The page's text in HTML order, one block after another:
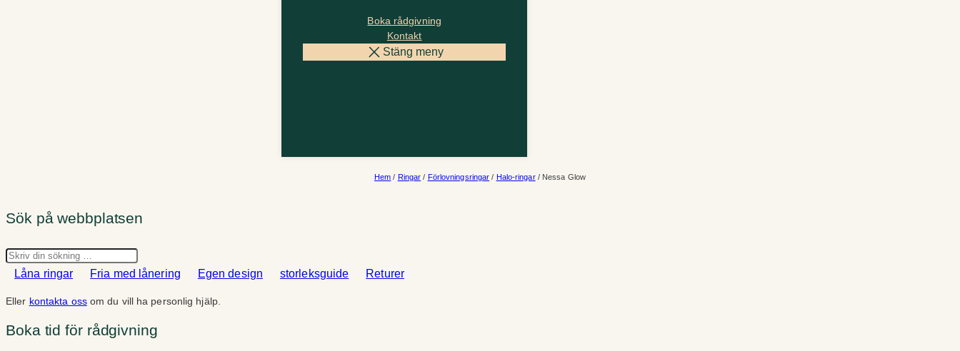
Boka rådgivning
Kontakt
Stäng meny
Hem / Ringar / Förlovningsringar / Halo-ringar/ Nessa Glow
Sök på webbplatsen
Sök
Låna ringar
Fria med lånering Egen design storleksguide Returer
Eller kontakta ossom du vill ha personlig hjälp.
Boka tid för rådgivning